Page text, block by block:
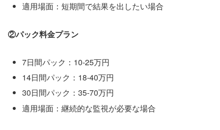
適用場面：短期間で結果を出したい場合
②パック料金プラン
7日間パック：10-25万円
14日間パック：18-40万円
30日間パック：35-70万円
適用場面：継続的な監視が必要な場合